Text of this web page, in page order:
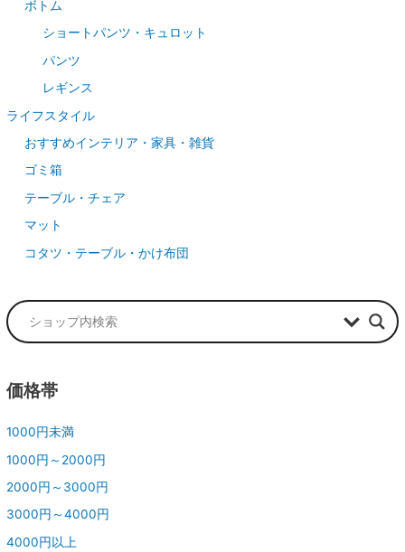
ボトム
ショートパンツ・キュロット
パンツ
レギンス
ライフスタイル
おすすめインテリア・家具・雑貨
ゴミ箱
テーブル・チェア
マット
コタツ・テーブル・かけ布団
価格帯
1000円未満
1000円～2000円
2000円～3000円
3000円～4000円
4000円以上